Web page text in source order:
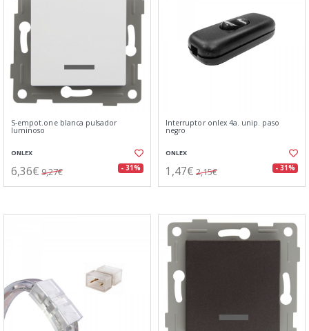
S-empot.one blanca pulsador
luminoso
ONLEX
6,36€ 9,27€ - 31%
Interruptor onlex 4a. unip. paso
negro
ONLEX
1,47€ 2,15€ - 31%